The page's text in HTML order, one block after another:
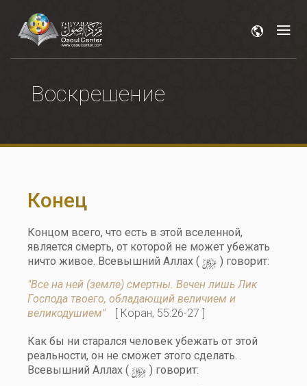
Воскрешение
Конец
Концом всего, что есть в этой вселенной,
является смерть, от которой не может убежать
ничто живое. Всевышний Аллах ( y ) говорит:
"Все на ней (земле) смертны. Вечен лишь Лик
Господа твоего, обладающий величием и
великодушием"
[ Коран, 55:26-27 ]
Как бы ни старался человек убежать от этой
реальности, он не сможет этого сделать.
Всевышний Аллах ( y ) говорит: